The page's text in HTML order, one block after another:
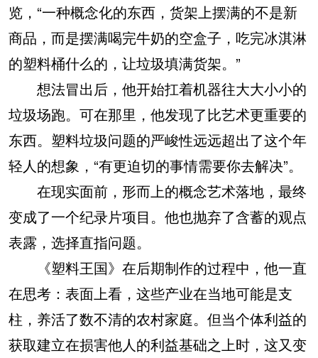
览，“一种概念化的东西，货架上摆满的不是新
商品，而是摆满喝完牛奶的空盒子，吃完冰淇淋
的塑料桶什么的，让垃圾填满货架。”
想法冒出后，他开始扛着机器往大大小小的
垃圾场跑。可在那里，他发现了比艺术更重要的
东西。塑料垃圾问题的严峻性远远超出了这个年
轻人的想象，“有更迫切的事情需要你去解决”。
在现实面前，形而上的概念艺术落地，最终
变成了一个纪录片项目。他也抛弃了含蓄的观点
表露，选择直指问题。
《塑料王国》在后期制作的过程中，他一直
在思考：表面上看，这些产业在当地可能是支
柱，养活了数不清的农村家庭。但当个体利益的
获取建立在损害他人的利益基础之上时，这又变